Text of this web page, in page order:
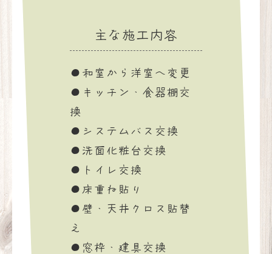
主な施工内容
●和室から洋室へ変更
●キッチン・食器棚交
換
●システムバス交換
●洗面化粧台交換
●トイレ交換
●床重ね貼り
●壁・天井クロス貼替
え
●窓枠・建具交換